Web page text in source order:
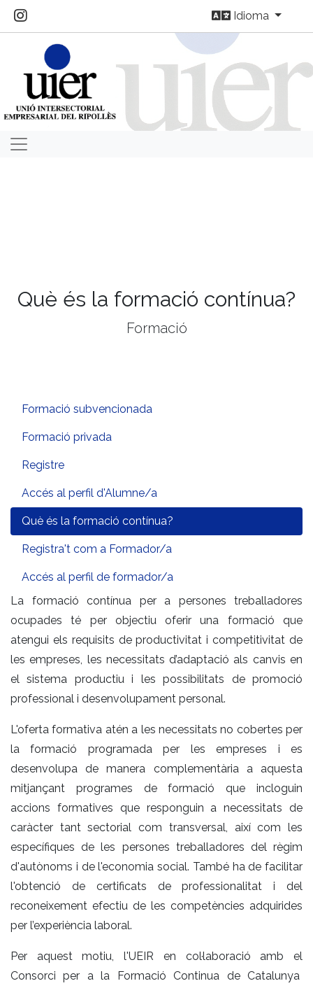
Idioma
Què és la formació contínua?
Formació
Formació subvencionada
Formació privada
Registre
Accés al perfil d'Alumne/a
Què és la formació contínua?
Registra't com a Formador/a
Accés al perfil de formador/a
La formació contínua per a persones treballadores
ocupades té per objectiu oferir una formació que
atengui els requisits de productivitat i competitivitat de
les empreses, les necessitats d’adaptació als canvis en
el sistema productiu i les possibilitats de promoció
professional i desenvolupament personal.
L'oferta formativa atén a les necessitats no cobertes per
la formació programada per les empreses i es
desenvolupa de manera complementària a aquesta
mitjançant programes de formació que incloguin
accions formatives que responguin a necessitats de
caràcter tant sectorial com transversal, així com les
específiques de les persones treballadores del règim
d'autònoms i de l'economia social. També ha de facilitar
l'obtenció de certificats de professionalitat i del
reconeixement efectiu de les competències adquirides
per l’experiència laboral.
Per aquest motiu, l'UEIR en col·laboració amb el
Consorci per a la Formació Continua de Catalunya